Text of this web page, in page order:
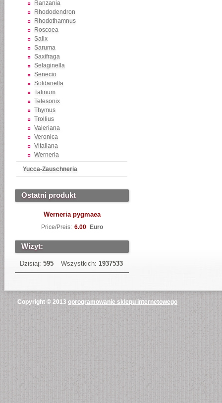
Ranzania
Rhododendron
Rhodothamnus
Roscoea
Salix
Saruma
Saxifraga
Selaginella
Senecio
Soldanella
Talinum
Telesonix
Thymus
Trollius
Valeriana
Veronica
Vitaliana
Werneria
Yucca-Zauschneria
Ostatni produkt
Werneria pygmaea
Price/Preis: 6.00 Euro
Wizyt:
Dzisiaj: 595 Wszystkich: 1937533
Copyright © 2013 oprogramowanie sklepu internetowego